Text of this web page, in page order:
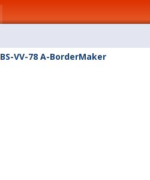
BS-VV-78 A-BorderMaker